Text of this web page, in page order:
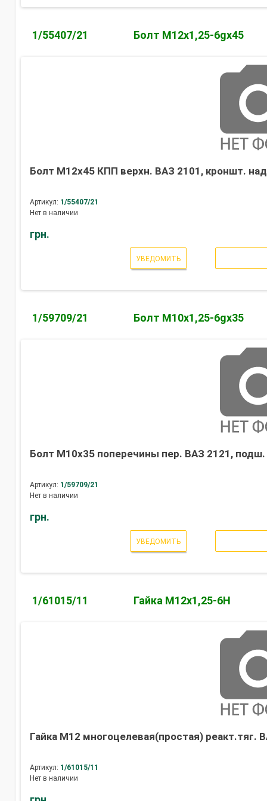
1/55407/21 Болт М12х1,25-6gх45
Болт М12х45 КПП верхн. ВАЗ 2101, кроншт.
Артикул: 1/55407/21
Нет в наличии
грн.
УВЕДОМИТЬ
1/59709/21 Болт М10х1,25-6gх35
Болт М10х35 поперечины пер. ВАЗ 2121,
Артикул: 1/59709/21
Нет в наличии
грн.
УВЕДОМИТЬ
1/61015/11 Гайка М12х1,25-6Н
Гайка М12 многоцелевая(простая) реакт.тяг.
Артикул: 1/61015/11
Нет в наличии